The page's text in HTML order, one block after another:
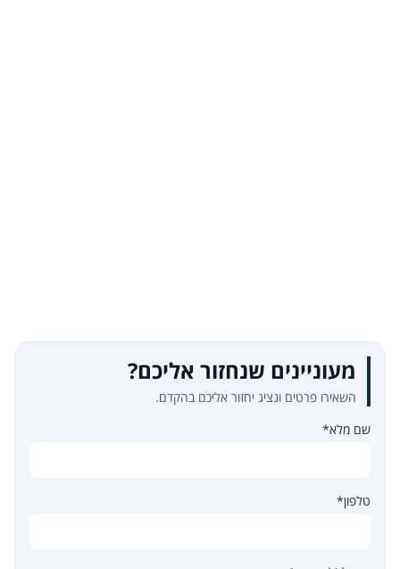
מעוניינים שנחזור אליכם?
השאירו פרטים ונציג יחזור אליכם בהקדם.
שם מלא*
טלפון*